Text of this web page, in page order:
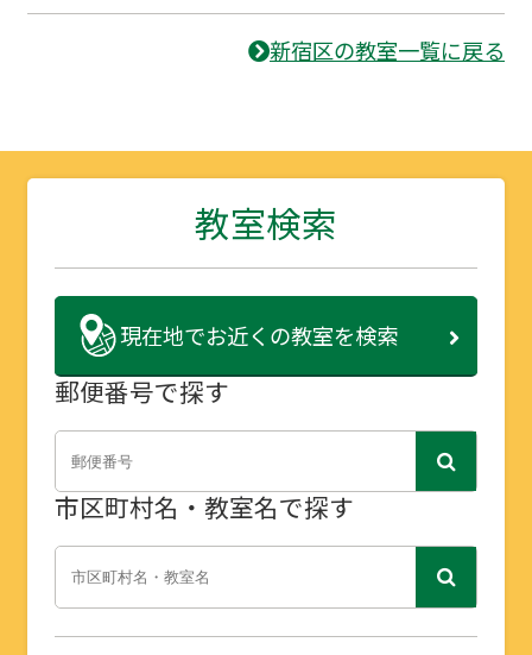
新宿区の教室一覧に戻る
教室検索
現在地でお近くの教室を検索
郵便番号で探す
市区町村名・教室名で探す